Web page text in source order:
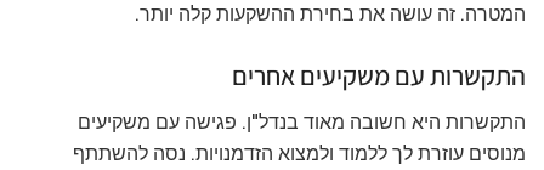
המטרה. זה עושה את בחירת ההשקעות קלה יותר.
התקשרות עם משקיעים אחרים
התקשרות היא חשובה מאוד בנדל"ן. פגישה עם משקיעים
מנוסים עוזרת לך ללמוד ולמצוא הזדמנויות. נסה להשתתף